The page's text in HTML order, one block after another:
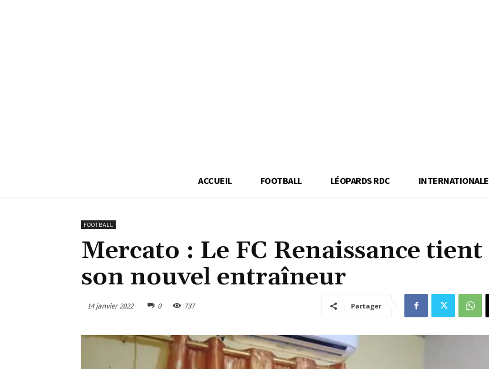
ACCUEIL FOOTBALL LÉOPARDS RDC INTERNATIONALE
FOOTBALL
Mercato : Le FC Renaissance tient
son nouvel entraîneur
14 janvier 2022 0 737 Partager